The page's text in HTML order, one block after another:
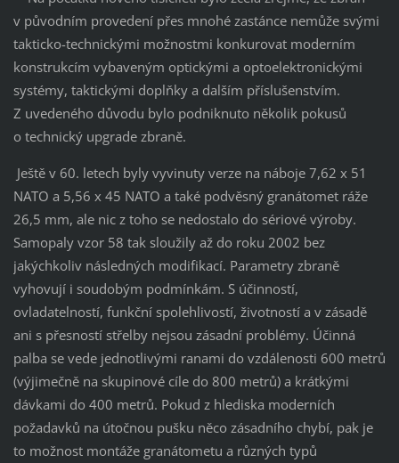
v původním provedení přes mnohé zastánce nemůže svými
takticko-technickými možnostmi konkurovat moderním
konstrukcím vybaveným optickými a optoelektronickými
systémy, taktickými doplňky a dalším příslušenstvím.
Z uvedeného důvodu bylo podniknuto několik pokusů
o technický upgrade zbraně.
Ještě v 60. letech byly vyvinuty verze na náboje 7,62 x 51
NATO a 5,56 x 45 NATO a také podvěsný granátomet ráže
26,5 mm, ale nic z toho se nedostalo do sériové výroby.
Samopaly vzor 58 tak sloužily až do roku 2002 bez
jakýchkoliv následných modifikací. Parametry zbraně
vyhovují i soudobým podmínkám. S účinností,
ovladatelností, funkční spolehlivostí, životností a v zásadě
ani s přesností střelby nejsou zásadní problémy. Účinná
palba se vede jednotlivými ranami do vzdálenosti 600 metrů
(výjimečně na skupinové cíle do 800 metrů) a krátkými
dávkami do 400 metrů. Pokud z hlediska moderních
požadavků na útočnou pušku něco zásadního chybí, pak je
to možnost montáže granátometu a různých typů